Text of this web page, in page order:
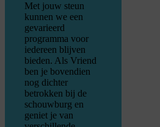
Met jouw steun
kunnen we een
gevarieerd
programma voor
iedereen blijven
bieden. Als Vriend
ben je bovendien
nog dichter
betrokken bij de
schouwburg en
geniet je van